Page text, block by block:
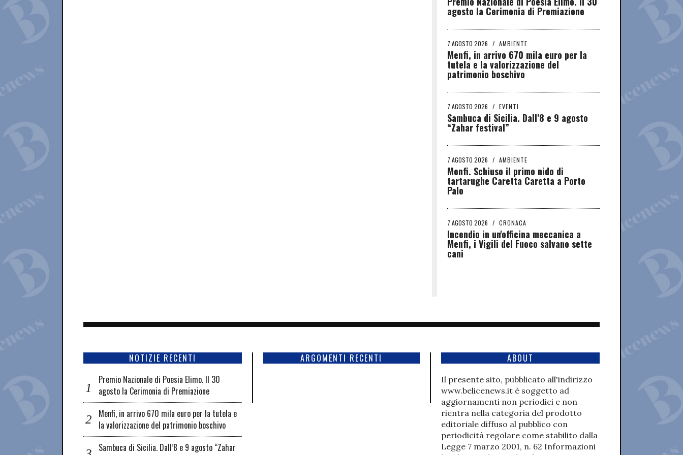
agosto la Cerimonia di Premiazione
7 AGOSTO 2026 / AMBIENTE
Menfi, in arrivo 670 mila euro per la
tutela e la valorizzazione del
patrimonio boschivo
7 AGOSTO 2026 / EVENTI
Sambuca di Sicilia. Dall’8 e 9 agosto
“Zahar festival”
7 AGOSTO 2026 / AMBIENTE
Menfi. Schiuso il primo nido di
tartarughe Caretta Caretta a Porto
Palo
7 AGOSTO 2026 / CRONACA
Incendio in un'officina meccanica a
Menfi, i Vigili del Fuoco salvano sette
cani
NOTIZIE RECENTI
Premio Nazionale di Poesia Elimo. Il 30
agosto la Cerimonia di Premiazione
Menfi, in arrivo 670 mila euro per la tutela e
la valorizzazione del patrimonio boschivo
Sambuca di Sicilia. Dall’8 e 9 agosto “Zahar
ARGOMENTI RECENTI ABOUT
Il presente sito, pubblicato all'indirizzo
www.belicenews.it è soggetto ad
aggiornamenti non periodici e non
rientra nella categoria del prodotto
editoriale diffuso al pubblico con
periodicità regolare come stabilito dalla
Legge 7 marzo 2001, n. 62 Informazioni